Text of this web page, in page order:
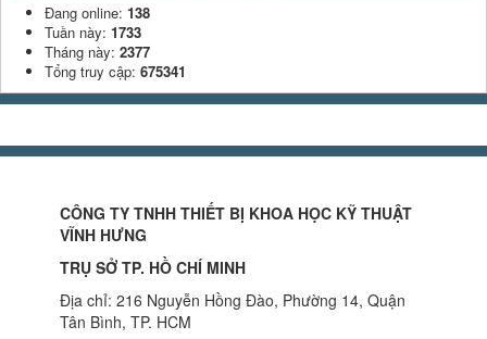
Đang online: 138
Tuần này: 1733
Tháng này: 2377
Tổng truy cập: 675341
CÔNG TY TNHH THIẾT BỊ KHOA HỌC KỸ THUẬT
VĨNH HƯNG
TRỤ SỞ TP. HỒ CHÍ MINH
Địa chỉ: 216 Nguyễn Hồng Đào, Phường 14, Quận
Tân Bình, TP. HCM